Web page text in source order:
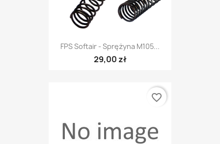
FPS Softair - Sprężyna M105...
29,00 zł
favorite_border